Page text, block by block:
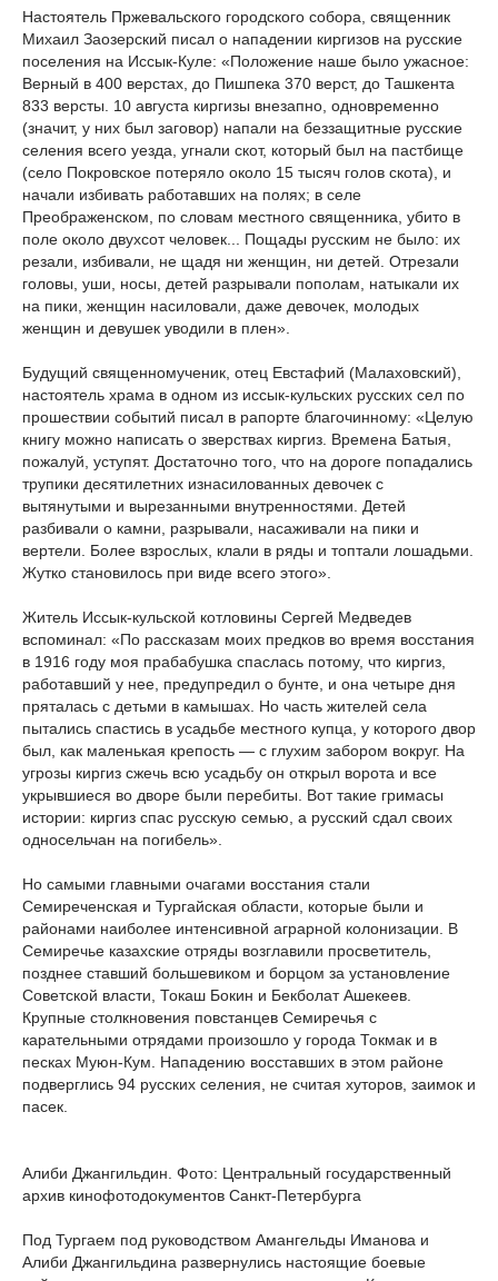
Настоятель Пржевальского городского собора, священник
Михаил Заозерский писал о нападении киргизов на русские
поселения на Иссык-Куле: «Положение наше было ужасное:
Верный в 400 верстах, до Пишпека 370 верст, до Ташкента
833 версты. 10 августа киргизы внезапно, одновременно
(значит, у них был заговор) напали на беззащитные русские
селения всего уезда, угнали скот, который был на пастбище
(село Покровское потеряло около 15 тысяч голов скота), и
начали избивать работавших на полях; в селе
Преображенском, по словам местного священника, убито в
поле около двухсот человек... Пощады русским не было: их
резали, избивали, не щадя ни женщин, ни детей. Отрезали
головы, уши, носы, детей разрывали пополам, натыкали их
на пики, женщин насиловали, даже девочек, молодых
женщин и девушек уводили в плен».
Будущий священномученик, отец Евстафий (Малаховский),
настоятель храма в одном из иссык-кульских русских сел по
прошествии событий писал в рапорте благочинному: «Целую
книгу можно написать о зверствах киргиз. Времена Батыя,
пожалуй, уступят. Достаточно того, что на дороге попадались
трупики десятилетних изнасилованных девочек с
вытянутыми и вырезанными внутренностями. Детей
разбивали о камни, разрывали, насаживали на пики и
вертели. Более взрослых, клали в ряды и топтали лошадьми.
Жутко становилось при виде всего этого».
Житель Иссык-кульской котловины Сергей Медведев
вспоминал: «По рассказам моих предков во время восстания
в 1916 году моя прабабушка спаслась потому, что киргиз,
работавший у нее, предупредил о бунте, и она четыре дня
пряталась с детьми в камышах. Но часть жителей села
пытались спастись в усадьбе местного купца, у которого двор
был, как маленькая крепость — с глухим забором вокруг. На
угрозы киргиз сжечь всю усадьбу он открыл ворота и все
укрывшиеся во дворе были перебиты. Вот такие гримасы
истории: киргиз спас русскую семью, а русский сдал своих
односельчан на погибель».
Но самыми главными очагами восстания стали
Семиреченская и Тургайская области, которые были и
районами наиболее интенсивной аграрной колонизации. В
Семиречье казахские отряды возглавили просветитель,
позднее ставший большевиком и борцом за установление
Советской власти, Токаш Бокин и Бекболат Ашекеев.
Крупные столкновения повстанцев Семиречья с
карательными отрядами произошло у города Токмак и в
песках Муюн-Кум. Нападению восставших в этом районе
подверглись 94 русских селения, не считая хуторов, заимок и
пасек.
Алиби Джангильдин. Фото: Центральный государственный
архив кинофотодокументов Санкт-Петербурга
Под Тургаем под руководством Амангельды Иманова и
Алиби Джангильдина развернулись настоящие боевые